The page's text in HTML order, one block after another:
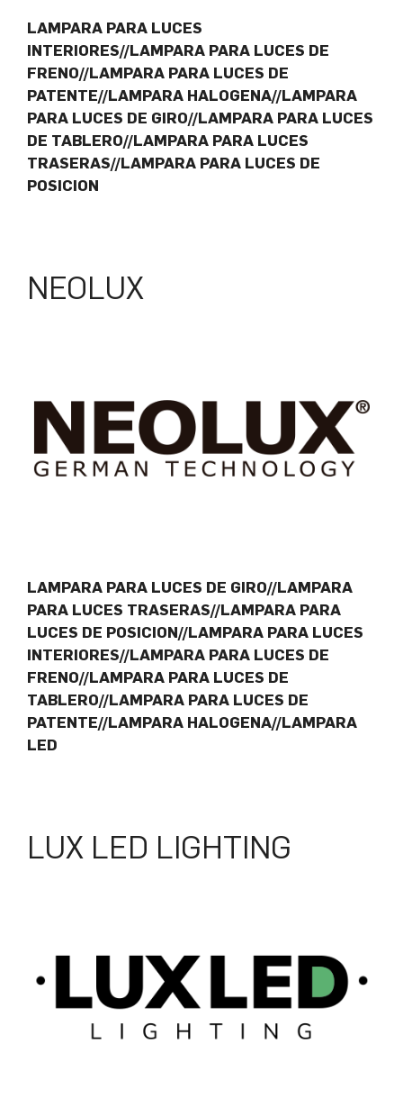
LAMPARA PARA LUCES
INTERIORES//LAMPARA PARA LUCES DE
FRENO//LAMPARA PARA LUCES DE
PATENTE//LAMPARA HALOGENA//LAMPARA
PARA LUCES DE GIRO//LAMPARA PARA LUCES
DE TABLERO//LAMPARA PARA LUCES
TRASERAS//LAMPARA PARA LUCES DE
POSICION
NEOLUX
LAMPARA PARA LUCES DE GIRO//LAMPARA
PARA LUCES TRASERAS//LAMPARA PARA
LUCES DE POSICION//LAMPARA PARA LUCES
INTERIORES//LAMPARA PARA LUCES DE
FRENO//LAMPARA PARA LUCES DE
TABLERO//LAMPARA PARA LUCES DE
PATENTE//LAMPARA HALOGENA//LAMPARA
LED
LUX LED LIGHTING